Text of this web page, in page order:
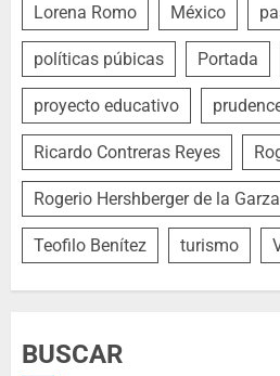
Lorena Romo México
políticas púbicas Portada
proyecto educativo
Ricardo Contreras Reyes
Rogerio Hershberger de la Garza
Teofilo Benítez turismo
BUSCAR